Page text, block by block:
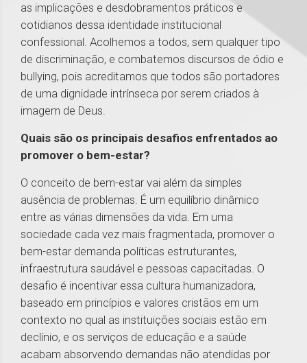
as implicações e desdobramentos práticos e
cotidianos dessa identidade institucional
confessional. Acolhemos a todos, sem qualquer tipo
de discriminação, e combatemos discursos de ódio e
bullying, pois acreditamos que todos são portadores
de uma dignidade intrínseca por serem criados à
imagem de Deus.
Quais são os principais desafios enfrentados ao
promover o bem-estar?
O conceito de bem-estar vai além da simples
ausência de problemas. É um equilíbrio dinâmico
entre as várias dimensões da vida. Em uma
sociedade cada vez mais fragmentada, promover o
bem-estar demanda políticas estruturantes,
infraestrutura saudável e pessoas capacitadas. O
desafio é incentivar essa cultura humanizadora,
baseado em princípios e valores cristãos em um
contexto no qual as instituições sociais estão em
declínio, e os serviços de educação e a saúde
acabam absorvendo demandas não atendidas por